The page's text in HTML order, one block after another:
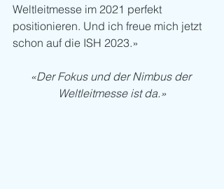
Weltleitmesse im 2021 perfekt
positionieren. Und ich freue mich jetzt
schon auf die ISH 2023.»
«Der Fokus und der Nimbus der
Weltleitmesse ist da.»